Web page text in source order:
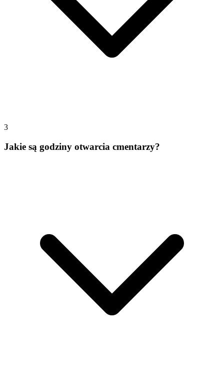
3
Jakie są godziny otwarcia cmentarzy?